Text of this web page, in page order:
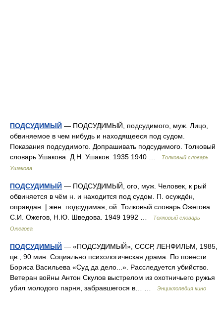
ПОДСУДИМЫЙ — ПОДСУДИМЫЙ, подсудимого, муж. Лицо,
обвиняемое в чем нибудь и находящееся под судом.
Показания подсудимого. Допрашивать подсудимого. Толковый
словарь Ушакова. Д.Н. Ушаков. 1935 1940 …
Толковый словарь
Ушакова
ПОДСУДИМЫЙ — ПОДСУДИМЫЙ, ого, муж. Человек, к рый
обвиняется в чём н. и находится под судом. П. осуждён,
оправдан. | жен. подсудимая, ой. Толковый словарь Ожегова.
С.И. Ожегов, Н.Ю. Шведова. 1949 1992 …
Толковый словарь
Ожегова
ПОДСУДИМЫЙ — «ПОДСУДИМЫЙ», СССР, ЛЕНФИЛЬМ, 1985,
цв., 90 мин. Социально психологическая драма. По повести
Бориса Васильева «Суд да дело...». Расследуется убийство.
Ветеран войны Антон Скулов выстрелом из охотничьего ружья
убил молодого парня, забравшегося в… …
Энциклопедия кино